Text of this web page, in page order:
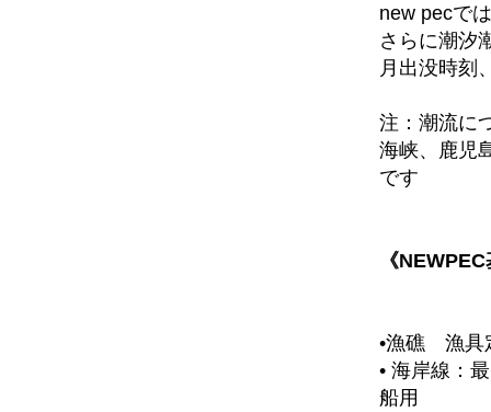
new pecで
さらに潮汐
月出没時刻
注：潮流に
海峡、鹿児
です
《
•漁礁 漁具
• 海岸線：
船用